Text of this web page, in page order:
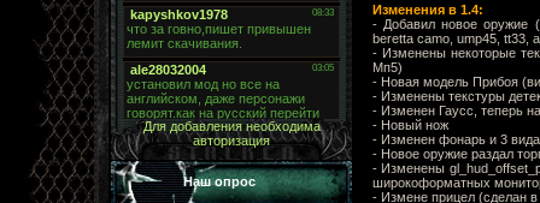
Для добавления необходима
авторизация
Наш опрос
Изменения в 1.4:
- Добавил новое оружие
beretta camo, ump45, tt33,
- Изменены некоторые
Мп5)
- Новая модель Прибоя
- Изменены текстуры
- Изменен Гаусс, теперь
- Новый нож
- Изменен фонарь и 3
- Новое оружие раздал
- Изменены
широкоформатных
- Измене прицел (сделан в